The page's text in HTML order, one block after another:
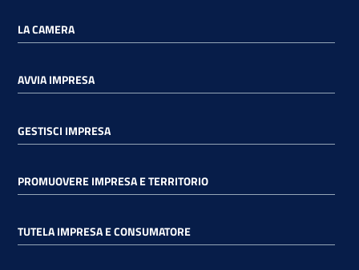
Impresa
La
Camera
LA CAMERA
AVVIA IMPRESA
GESTISCI IMPRESA
PROMUOVERE IMPRESA E TERRITORIO
TUTELA IMPRESA E CONSUMATORE